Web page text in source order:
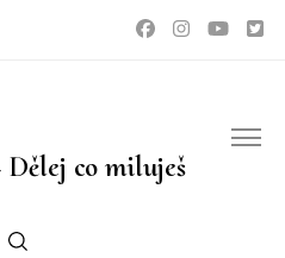
co miluješ